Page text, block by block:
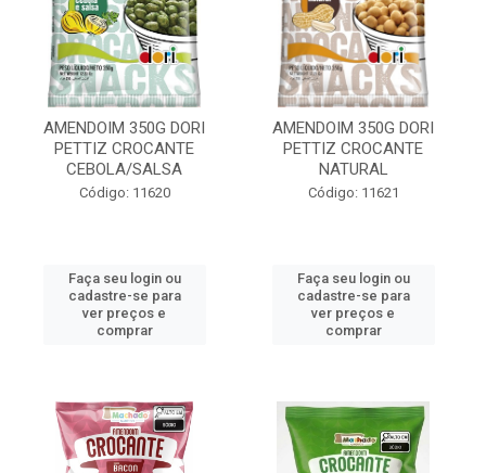
AMENDOIM 350G DORI
PETTIZ CROCANTE
CEBOLA/SALSA
Código: 11620
Faça seu login ou
cadastre-se para
ver preços e
comprar
AMENDOIM 350G DORI
PETTIZ CROCANTE
NATURAL
Código: 11621
Faça seu login ou
cadastre-se para
ver preços e
comprar